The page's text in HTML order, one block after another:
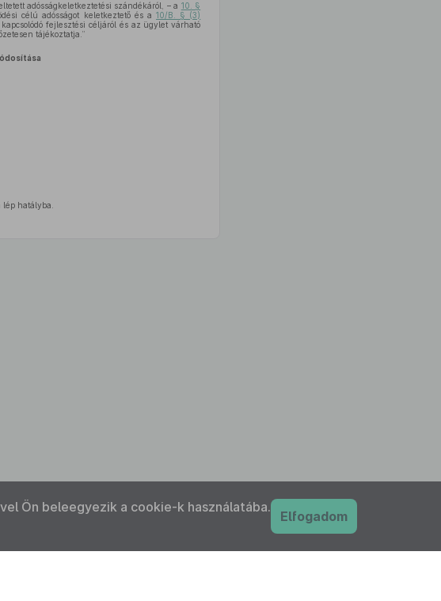
adósságkeletkeztetési szándékáról, – a 10. §
célú adósságot keletkeztető és a10/B. § (3)
fejlesztési céljáról és az ügylet várható
tájékoztatja.”
hatályba.
Ön beleegyezik a cookie-k használatába.
Elfogadom